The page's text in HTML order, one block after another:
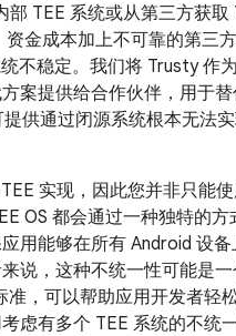
部 TEE 系统或从第三方获取
资金成本加上不可靠的第三
不稳定。我们将 Trusty 作
案提供给合作伙伴，用于
供通过闭源系统根本无法
实现，因此您并非只能
OS 都会通过一种独特的方
用能够在所有 Android 设
说，这种不统一性可能是一
准，可以帮助应用开发者轻
虑有多个 TEE 系统的不统